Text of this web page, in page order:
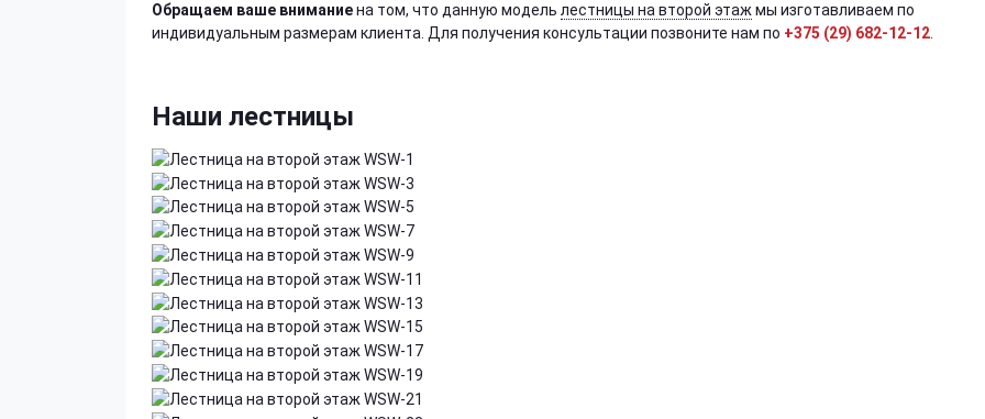
Обращаем ваше вниманиена том, что данную модель лестницы на второй этаж мы изготавливаем по
индивидуальным размерам клиента. Для получения консультации позвоните нам по +375 (29) 682-12-12
Наши лестницы